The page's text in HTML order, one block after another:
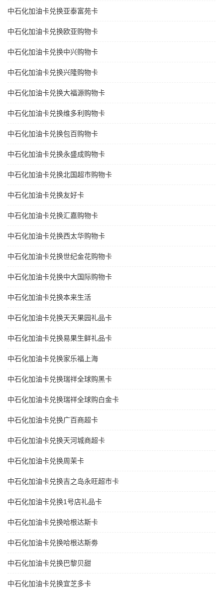
中石化加油卡兑换亚泰富苑卡
中石化加油卡兑换欧亚购物卡
中石化加油卡兑换中兴购物卡
中石化加油卡兑换兴隆购物卡
中石化加油卡兑换大福源购物卡
中石化加油卡兑换维多利购物卡
中石化加油卡兑换包百购物卡
中石化加油卡兑换永盛成购物卡
中石化加油卡兑换北国超市购物卡
中石化加油卡兑换友好卡
中石化加油卡兑换汇嘉购物卡
中石化加油卡兑换西太华购物卡
中石化加油卡兑换世纪金花购物卡
中石化加油卡兑换中大国际购物卡
中石化加油卡兑换本来生活
中石化加油卡兑换天天果园礼品卡
中石化加油卡兑换易果生鲜礼品卡
中石化加油卡兑换家乐福上海
中石化加油卡兑换瑞祥全球购黑卡
中石化加油卡兑换瑞祥全球购白金卡
中石化加油卡兑换广百商超卡
中石化加油卡兑换天河城商超卡
中石化加油卡兑换周茉卡
中石化加油卡兑换吉之岛永旺超市卡
中石化加油卡兑换1号店礼品卡
中石化加油卡兑换哈根达斯卡
中石化加油卡兑换哈根达斯劵
中石化加油卡兑换巴黎贝甜
中石化加油卡兑换宜芝多卡